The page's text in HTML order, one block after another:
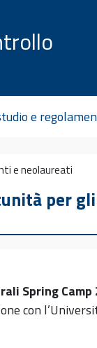
e
e neolaureati
per
Spring Camp
con